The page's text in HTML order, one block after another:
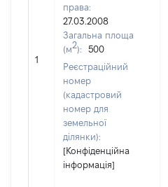
1
права:
27.03.2008
Загальна площа
(м2):
500
Реєстраційний
номер
(кадастровий
номер для
земельної
ділянки):
[Конфіденційна
інформація]